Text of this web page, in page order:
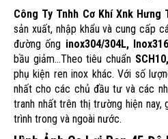
Công Ty Tnhh Cơ Khí Xnk Hưng
sản xuất, nhập khẩu và cung cấp
đường ống inox304/304L,
bầu giảm...Theo tiêu chuẩn
phụ kiện ren inox khác. Với số
nhất cho các chủ đầu tư và các
tranh nhất trên thị trường hiện
trình trong và ngoài nước.